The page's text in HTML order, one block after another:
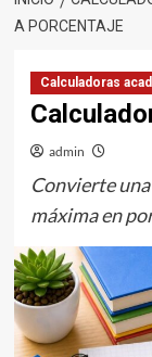
A PORCENTAJE
Calculadoras
admin
Convierte
máxima en